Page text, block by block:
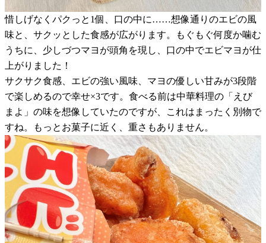
惜しげなくパクっと1個、口の中に……想像通りのエビの風
味と、サクッとした食感が広がります。もぐもぐ何度か噛む
うちに、少しづつマヨが頭角を現し、口の中でエビマヨが仕
上がりました！
サクサク食感、エビの強い風味、マヨの優しい甘みが3段階
で楽しめるので幸せ×3です。食べる前は中華料理の「えび
まよ」の味を想像していたのですが、これはまったく別物で
すね。もっとお菓子に近く、重さもありません。